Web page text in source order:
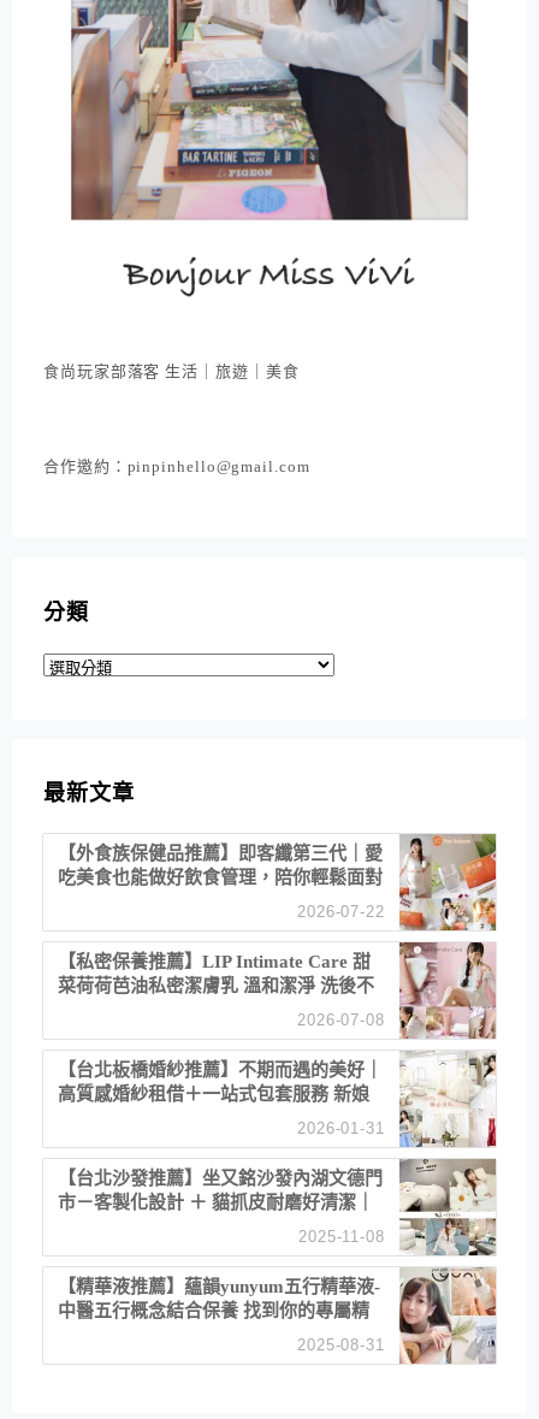
食尚玩家部落客 生活｜旅遊｜美食
合作邀約：pinpinhello@gmail.com
分類
分
最新文章
【外食族保健品推薦】即客纖第三代｜愛
吃美食也能做好飲食管理，陪你輕鬆面對
2026-07-22
【私密保養推薦】LIP Intimate Care 甜
菜荷荷芭油私密潔膚乳 溫和潔淨 洗後不
2026-07-08
【台北板橋婚紗推薦】不期而遇的美好｜
高質感婚紗租借＋一站式包套服務 新娘
2026-01-31
【台北沙發推薦】坐又銘沙發內湖文德門
市－客製化設計 ＋ 貓抓皮耐磨好清潔｜
直營直銷、價格透明 高CP值打造夢想
2025-11-08
【精華液推薦】蘊韻yunyum五行精華液-
中醫五行概念結合保養 找到你的專屬精
華！ 水㊀土㊀就選「潤・賦精華」維持
2025-08-31